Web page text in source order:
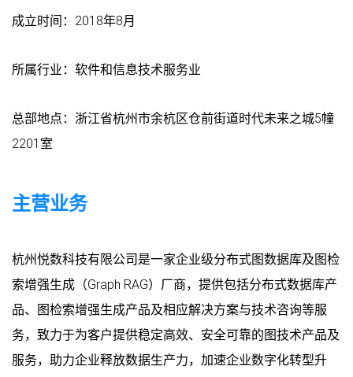
成立时间：2018年8月
所属行业：软件和信息技术服务业
总部地点：浙江省杭州市余杭区仓前街道时代未来之城5幢
2201室
主营业务
杭州悦数科技有限公司是一家企业级分布式图数据库及图检
索增强生成（Graph RAG）厂商，提供包括分布式数据库产
品、图检索增强生成产品及相应解决方案与技术咨询等服
务，致力于为客户提供稳定高效、安全可靠的图技术产品及
服务，助力企业释放数据生产力，加速企业数字化转型升